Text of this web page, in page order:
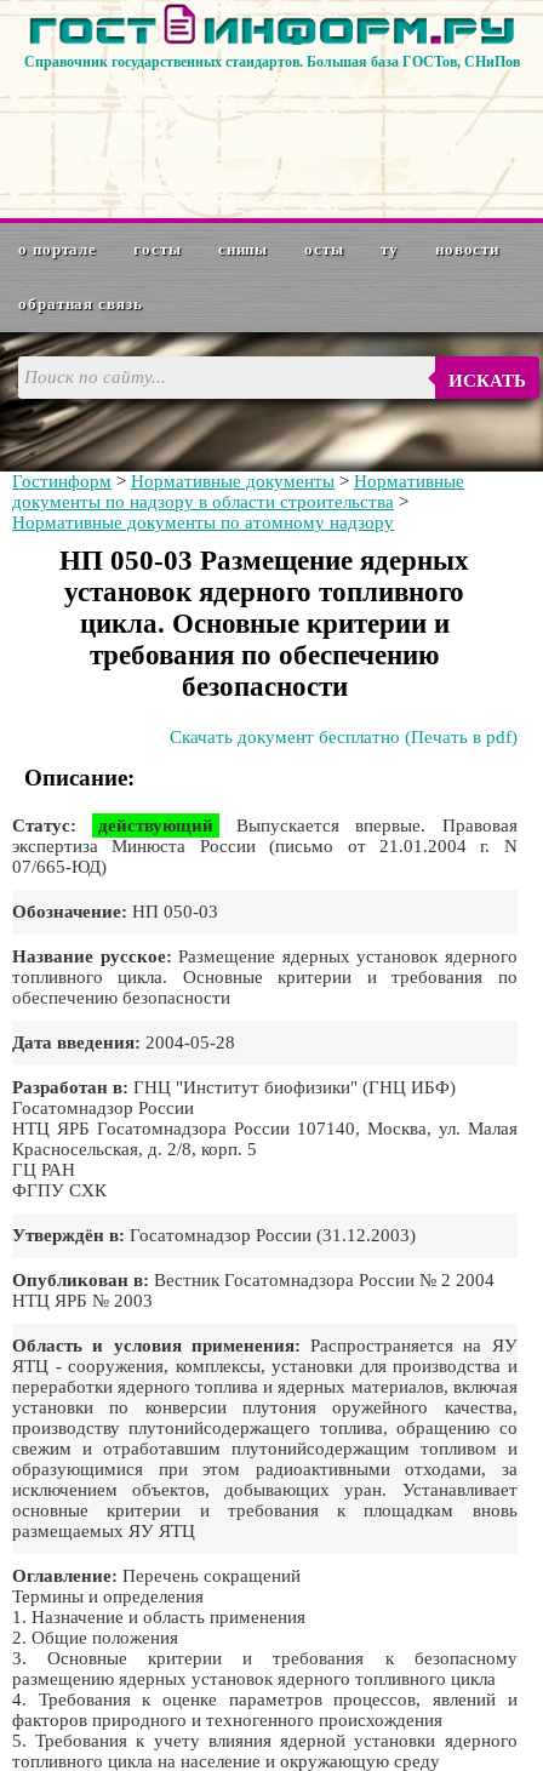
Справочник государственных стандартов. Большая база ГОСТов, СНиПов
о портале госты снипы осты ту новости
обратная связь
ИСКАТЬ
Гостинформ > Нормативные документы > Нормативные
документы по надзору в области строительства >
Нормативные документы по атомному надзору
НП 050-03 Размещение ядерных
установок ядерного топливного
цикла. Основные критерии и
требования по обеспечению
безопасности
Скачать документ бесплатно (Печать в pdf)
Описание:
Статус: действующий
Выпускается впервые. Правовая
экспертиза Минюста России (письмо от 21.01.2004 г. N
07/665-ЮД)
Обозначение: НП 050-03
Название русское: Размещение ядерных установок ядерного
топливного цикла. Основные критерии и требования по
обеспечению безопасности
Дата введения: 2004-05-28
Разработан в: ГНЦ "Институт биофизики" (ГНЦ ИБФ)
Госатомнадзор России
НТЦ ЯРБ Госатомнадзора России 107140, Москва, ул. Малая
Красносельская, д. 2/8, корп. 5
ГЦ РАН
ФГПУ СХК
Утверждён в: Госатомнадзоp России (31.12.2003)
Опубликован в: Вестник Госатомнадзора России № 2 2004
НТЦ ЯРБ № 2003
Область и условия применения: Распространяется на ЯУ
ЯТЦ - сооружения, комплексы, установки для производства и
переработки ядерного топлива и ядерных материалов, включая
установки по конверсии плутония оружейного качества,
производству плутонийсодержащего топлива, обращению со
свежим и отработавшим плутонийсодержащим топливом и
образующимися при этом радиоактивными отходами, за
исключением объектов, добывающих уран. Устанавливает
основные критерии и требования к площадкам вновь
размещаемых ЯУ ЯТЦ
Оглавление: Перечень сокращений
Термины и определения
1. Назначение и область применения
2. Общие положения
3. Основные критерии и требования к безопасному
размещению ядерных установок ядерного топливного цикла
4. Требования к оценке параметров процессов, явлений и
факторов природного и техногенного происхождения
5. Требования к учету влияния ядерной установки ядерного
топливного цикла на население и окружающую среду